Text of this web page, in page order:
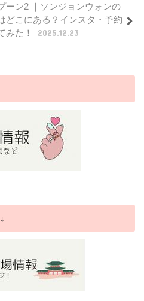
ーン2 ｜ソンジョンウォンの
どこにある？インスタ・予約
みた！
2025.12.23